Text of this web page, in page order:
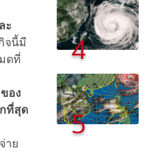
ะ
จนี้มี
ดที่
อง
ที่สุด
าย
4
5